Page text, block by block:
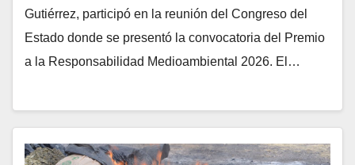
Gutiérrez, participó en la reunión del Congreso del
Estado donde se presentó la convocatoria del Premio
a la Responsabilidad Medioambiental 2026. El…